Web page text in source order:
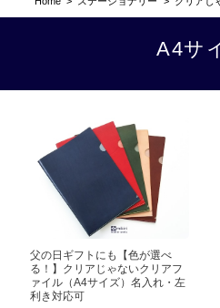
A4サ
父の日ギフトにも【色が選べ
る！】クリアじゃないクリアフ
ァイル（A4サイズ）名入れ・左
利き対応可